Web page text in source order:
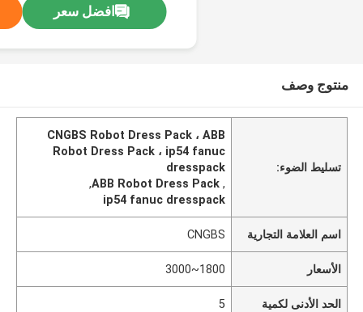
افضل سعر
منتوج وصف
تسليط الضوء:
CNGBS Robot Dress Pack ، ABB
Robot Dress Pack ، ip54 fanuc
dresspack
,
ABB Robot Dress Pack
,
ip54 fanuc dresspack
اسم العلامة التجارية CNGBS
الأسعار 1800~3000
الحد الأدنى لكمية 5